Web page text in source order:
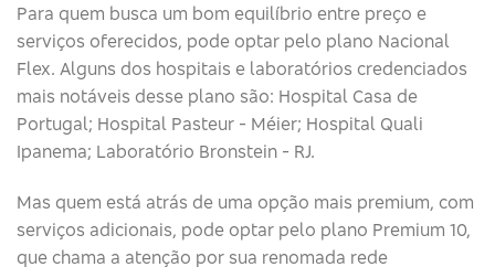
Para quem busca um bom equilíbrio entre preço e
serviços oferecidos, pode optar pelo plano Nacional
Flex. Alguns dos hospitais e laboratórios credenciados
mais notáveis desse plano são: Hospital Casa de
Portugal; Hospital Pasteur - Méier; Hospital Quali
Ipanema; Laboratório Bronstein - RJ.
Mas quem está atrás de uma opção mais premium, com
serviços adicionais, pode optar pelo plano Premium 10,
que chama a atenção por sua renomada rede